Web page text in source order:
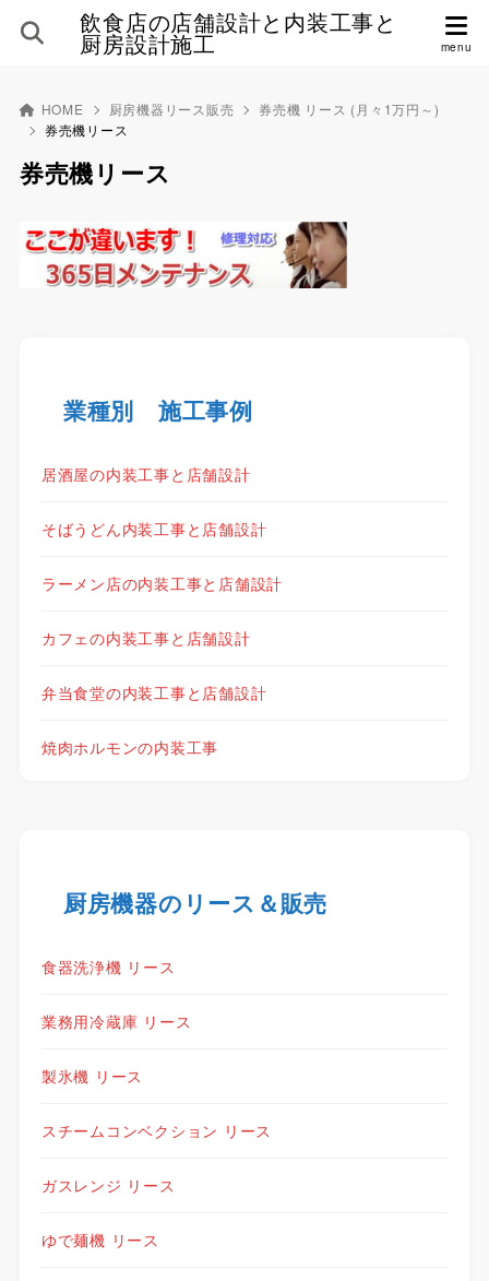
飲食店の店舗設計と内装工事と
厨房設計施工
HOME 厨房機器リース販売
券売機 リース (月々1万円～)
券売機リース
券売機リース
業種別 施工事例
居酒屋の内装工事と店舗設計
そばうどん内装工事と店舗設計
ラーメン店の内装工事と店舗設計
カフェの内装工事と店舗設計
弁当食堂の内装工事と店舗設計
焼肉ホルモンの内装工事
厨房機器のリース＆販売
食器洗浄機 リース
業務用冷蔵庫 リース
製氷機 リース
スチームコンベクション リース
ガスレンジ リース
ゆで麺機 リース